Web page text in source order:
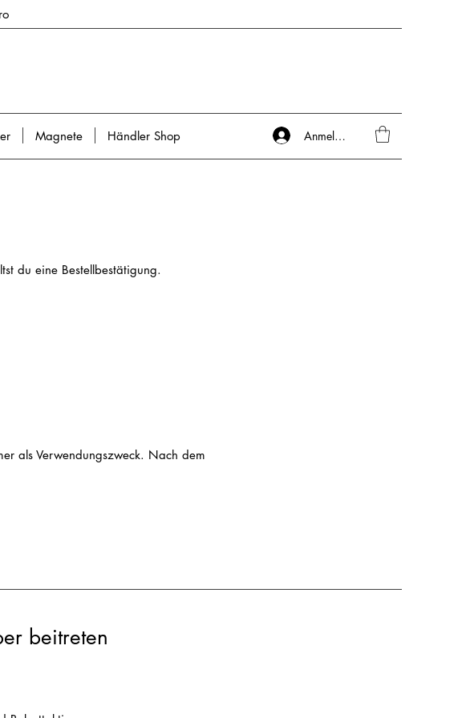
Magnete Händler Shop Anmelden
du eine Bestellbestätigung.
als Verwendungszweck. Nach dem
beitreten